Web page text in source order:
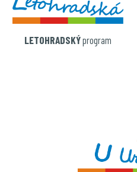
LETOHRADSKÝprogram